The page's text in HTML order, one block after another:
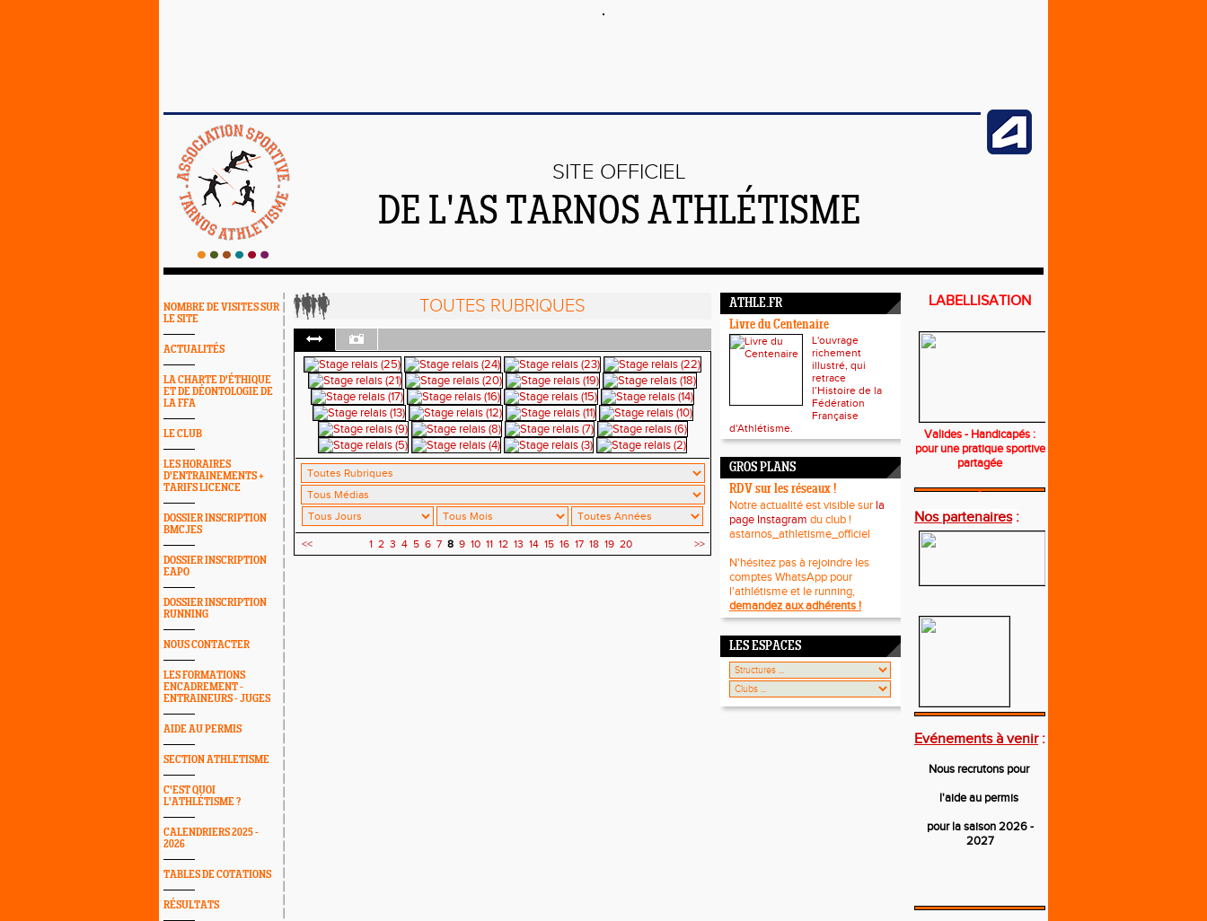
SITE OFFICIEL
DE L'AS TARNOS ATHLÉTISME
NOMBRE DE VISITES SUR
LE SITE
ACTUALITÉS
LA CHARTE D'ÉTHIQUE
ET DE DÉONTOLOGIE DE
LA FFA
LE CLUB
LES HORAIRES
D'ENTRAINEMENTS +
TARIFS LICENCE
DOSSIER INSCRIPTION
BMCJES
DOSSIER INSCRIPTION
EAPO
DOSSIER INSCRIPTION
RUNNING
NOUS CONTACTER
LES FORMATIONS
ENCADREMENT -
ENTRAINEURS - JUGES
AIDE AU PERMIS
SECTION ATHLETISME
C'EST QUOI
L'ATHLÉTISME ?
CALENDRIERS 2025 -
2026
TABLES DE COTATIONS
RÉSULTATS
TOUTES RUBRIQUES
<< 1 2 3 4 5 6 7 8 9 10 11 12 13 14 15 16 17 18 19 20 >>
ATHLE.FR
Livre du Centenaire
L'ouvrage
richement
illustré, qui
retrace
l’Histoire de la
Fédération
Française
d'Athlétisme.
GROS PLANS
RDV sur les réseaux !
Notre actualité est visible sur la
page Instagram du club !
astarnos_athletisme_officiel
N'hésitez pas à rejoindre les
comptes WhatsApp pour
l'athlétisme et le running,
demandez aux adhérents !
LES ESPACES
LABELLISATION
Valides - Handicapés :
pour une pratique sportive
partagée
Nos partenaires:
Evénements à venir:
Nous recrutons pour
l'aide au permis
pour la saison 2026 -
2027